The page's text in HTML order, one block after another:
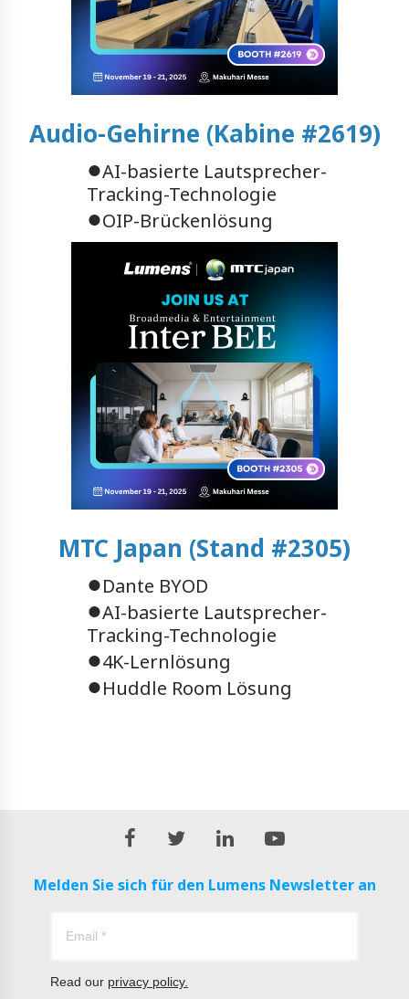
Audio-Gehirne (Kabine #2619)
●AI-basierte Lautsprecher-
Tracking-Technologie
●OIP-Brückenlösung
MTC Japan (Stand #2305)
●Dante BYOD
●AI-basierte Lautsprecher-
Tracking-Technologie
●4K-Lernlösung
●Huddle Room Lösung
Melden Sie sich für den Lumens Newsletter an
Read our privacy policy.